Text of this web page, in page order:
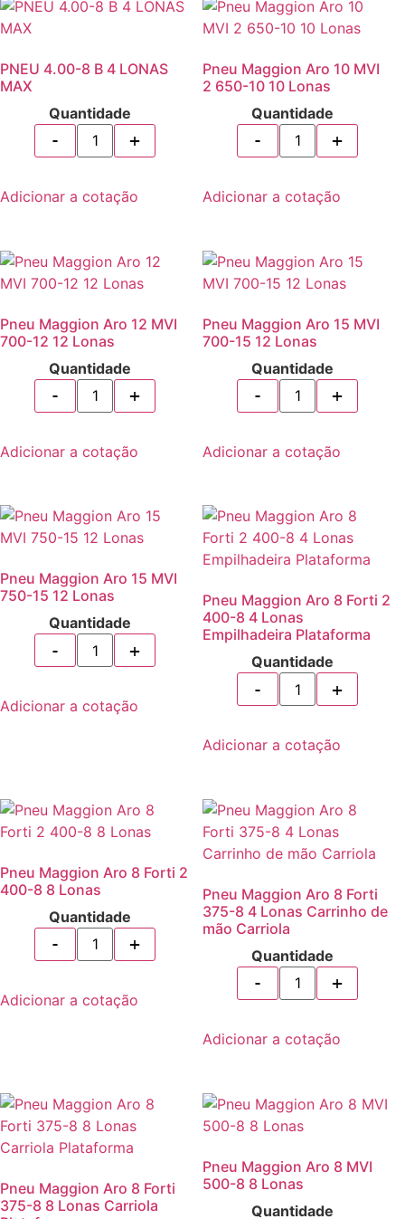
PNEU 4.00-8 B 4 LONAS
MAX
Quantidade
Adicionar a cotação
Pneu Maggion Aro 10 MVI
2 650-10 10 Lonas
Quantidade
Adicionar a cotação
Pneu Maggion Aro 12 MVI
700-12 12 Lonas
Quantidade
Adicionar a cotação
Pneu Maggion Aro 15 MVI
700-15 12 Lonas
Quantidade
Adicionar a cotação
Pneu Maggion Aro 15 MVI
750-15 12 Lonas
Quantidade
Adicionar a cotação
Pneu Maggion Aro 8 Forti 2
400-8 4 Lonas
Empilhadeira Plataforma
Quantidade
Adicionar a cotação
Pneu Maggion Aro 8 Forti 2
400-8 8 Lonas
Quantidade
Adicionar a cotação
Pneu Maggion Aro 8 Forti
375-8 4 Lonas Carrinho de
mão Carriola
Quantidade
Adicionar a cotação
Pneu Maggion Aro 8 Forti
375-8 8 Lonas Carriola
Pneu Maggion Aro 8 MVI
500-8 8 Lonas
Quantidade